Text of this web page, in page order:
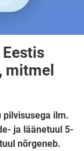
mitmel
pilvisusega ilm.
ja läänetuul 5-
nõrgeneb.